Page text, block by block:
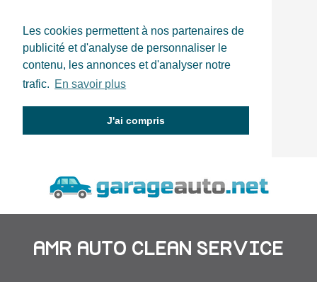
Les cookies permettent à nos partenaires de
publicité et d'analyse de personnaliser le
contenu, les annonces et d'analyser notre
trafic. En savoir plus
J'ai compris
AMR AUTO CLEAN SERVICE